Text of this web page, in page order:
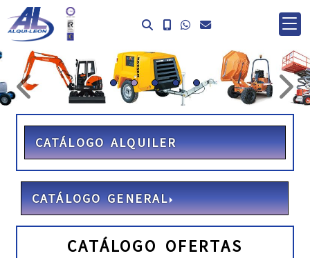
prev
CATÁLOGO ALQUILER
CATÁLOGO GENERAL
CATÁLOGO OFERTAS